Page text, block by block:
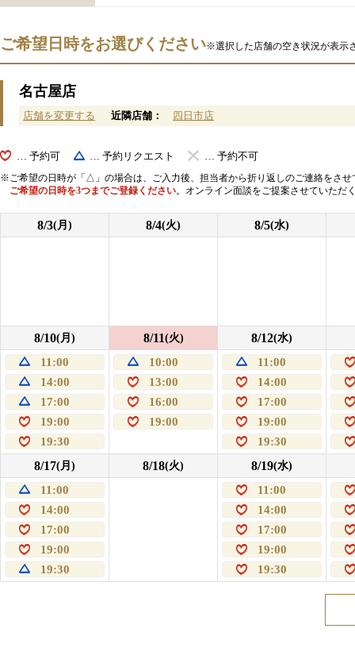
ご希望日時をお選びください※選択した店舗の空き状況が表示
名古屋店
店舗を変更する 近隣店舗： 四日市店
… 予約可 … 予約リクエスト … 予約不可
ご希望の日時が「△」の場合は、ご入力後、担当者から折り返しのご連絡をさせ
ご希望の日時を3つまでご登録ください。オンライン面談をご提案させていただ
8/3(月) 8/4(火) 8/5(水)
8/10(月)
11:00
14:00
17:00
19:00
19:30
8/11(火)
10:00
13:00
16:00
19:00
8/12(水)
11:00
14:00
17:00
19:00
19:30
8/17(月)
11:00
14:00
17:00
19:00
19:30
8/18(火) 8/19(水)
11:00
14:00
17:00
19:00
19:30